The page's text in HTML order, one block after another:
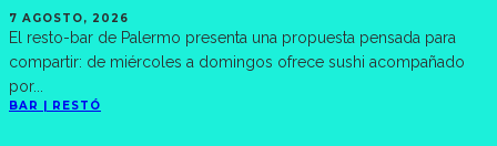
7 AGOSTO, 2026
El resto-bar de Palermo presenta una propuesta pensada para
compartir: de miércoles a domingos ofrece sushi acompañado
por...
BAR | RESTÓ